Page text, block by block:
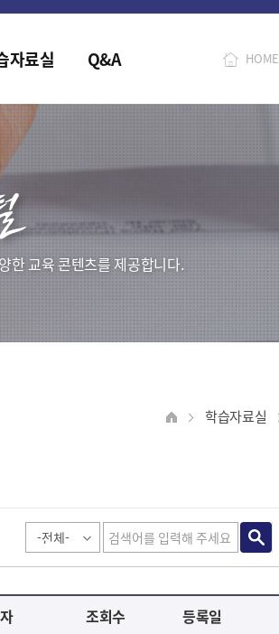
HOME
자료실 Q&A
한 교육 콘텐츠를 제공합니다.
학습자료실
조회수 등록일